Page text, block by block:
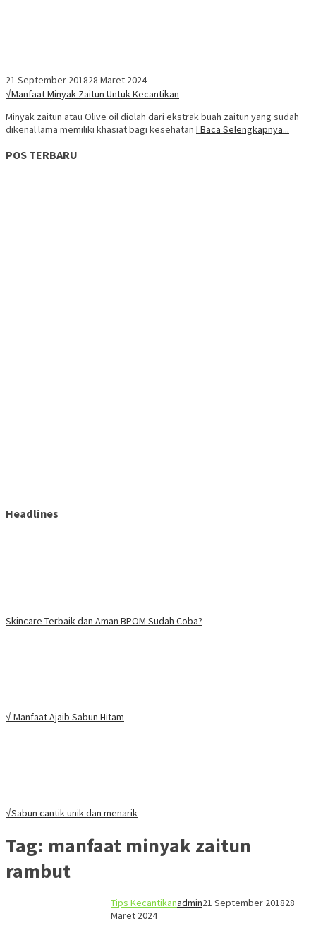
21 September 201828 Maret 2024
√Manfaat Minyak Zaitun Untuk Kecantikan
Minyak zaitun atau Olive oil diolah dari ekstrak buah zaitun yang sudah
dikenal lama memiliki khasiat bagi kesehatan I Baca Selengkapnya...
POS TERBARU
Headlines
Skincare Terbaik dan Aman BPOM Sudah Coba?
√ Manfaat Ajaib Sabun Hitam
√Sabun cantik unik dan menarik
Tag: manfaat minyak zaitun
rambut
Tips Kecantikanadmin21 September 201828
Maret 2024